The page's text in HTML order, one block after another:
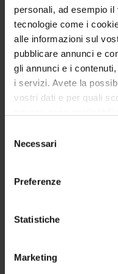
personali, ad esempio
tecnologie come i
alle informazioni sul
pubblicare annunci e
gli annunci e i
i servizi. Avete la
vostri dati e per quali
modificare o revocare il
momento dalla
raccogliere
geografica, con
Identificare il tuo
delNecessari
Preferenze
Statistiche
Marketing
PROJECT
Giuseppe Lippi
Full Professor
RESEARCH AREAS
Biochemistry &
Biochemistry &
Biochemistry &